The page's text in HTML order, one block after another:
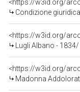
Condizione
<https://w3id.org/
Lugli Albano -
<https://w3id.org/
Madonna